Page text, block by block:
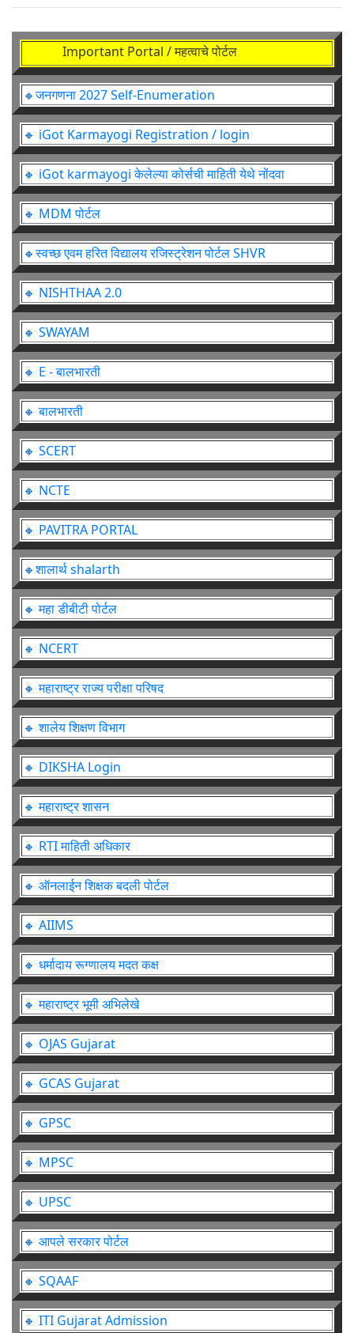
Important Portal / महत्वाचे पोर्टल
🔸जनगणना 2027 Self-Enumeration
🔸 iGot Karmayogi Registration / login
🔸 iGot karmayogi केलेल्या कोर्सची माहिती येथे नोंदवा
🔸 MDM पोर्टल
🔸स्वच्छ एवम हरित विद्यालय रजिस्ट्रेशन पोर्टल SHVR
🔸 NISHTHAA 2.0
🔸 SWAYAM
🔸 E - बालभारती
🔸 बालभारती
🔸 SCERT
🔸 NCTE
🔸 PAVITRA PORTAL
🔸शालार्थ shalarth
🔸 महा डीबीटी पोर्टल
🔸 NCERT
🔸 महाराष्ट्र राज्य परीक्षा परिषद
🔸 शालेय शिक्षण विभाग
🔸 DIKSHA Login
🔸 महाराष्ट्र शासन
🔸 RTI माहिती अधिकार
🔸 ऑनलाईन शिक्षक बदली पोर्टल
🔸 AIIMS
🔸 धर्मादाय रूग्णालय मदत कक्ष
🔸 महाराष्ट्र भूमी अभिलेखे
🔸 OJAS Gujarat
🔸 GCAS Gujarat
🔸 GPSC
🔸 MPSC
🔸 UPSC
🔸 आपले सरकार पोर्टल
🔸 SQAAF
🔸 ITI Gujarat Admission